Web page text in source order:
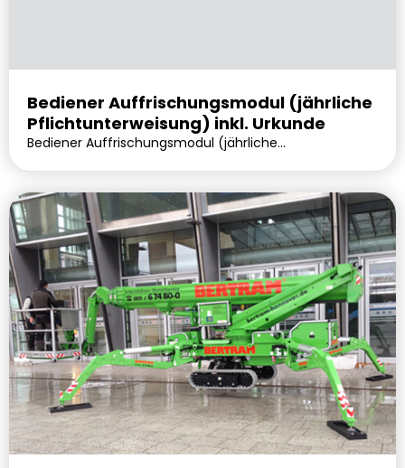
Bediener Auffrischungsmodul (jährliche
Pflichtunterweisung) inkl. Urkunde
Bediener Auffrischungsmodul (jährliche